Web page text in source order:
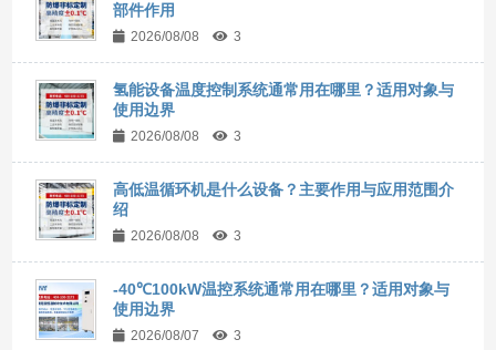
部件作用
2026/08/08 3
氢能设备温度控制系统通常用在哪里？适用对象与
使用边界
2026/08/08 3
高低温循环机是什么设备？主要作用与应用范围介
绍
2026/08/08 3
-40℃100kW温控系统通常用在哪里？适用对象与
使用边界
2026/08/07 3